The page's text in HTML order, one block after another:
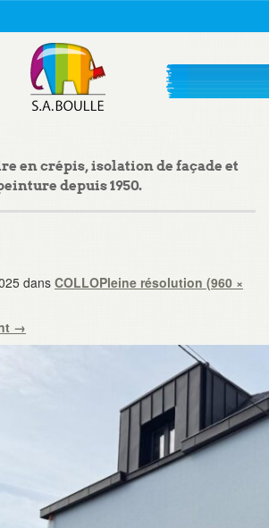
en crépis, isolation de façade et
depuis 1950.
dans COLLOPleine résolution (960 ×
→